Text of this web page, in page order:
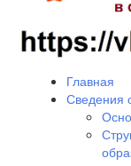
Главная
Сведения